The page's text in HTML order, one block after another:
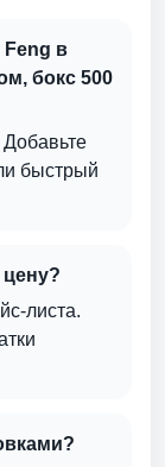
в
бокс 500
Добавьте
быстрый
цену?
листа.